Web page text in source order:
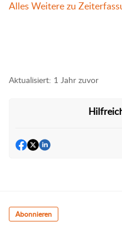
Alles Weitere zu
Aktualisiert: 1 Jahr zuvor
Abonnieren